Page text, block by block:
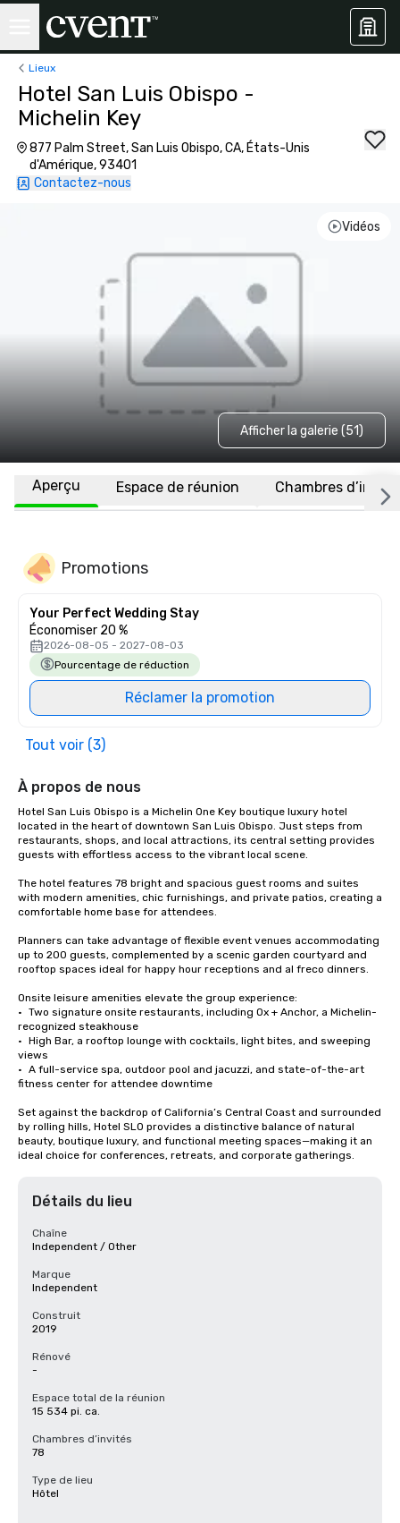
Lieux
Hotel San Luis Obispo -
Michelin Key
877 Palm Street, San Luis Obispo, CA, États-Unis
d'Amérique, 93401
Contactez-nous
Vidéos
Afficher la galerie (51)
Aperçu Espace de réunion Chambres
Promotions
Your Perfect Wedding Stay
Économiser 20 %
2026-08-05 - 2027-08-03
Pourcentage de réduction
Réclamer la promotion
Tout voir (3)
À propos de nous
Hotel San Luis Obispo is a Michelin One Key boutique luxury hotel
located in the heart of downtown San Luis Obispo. Just steps from
restaurants, shops, and local attractions, its central setting provides
guests with effortless access to the vibrant local scene.
The hotel features 78 bright and spacious guest rooms and suites
with modern amenities, chic furnishings, and private patios, creating a
comfortable home base for attendees.
Planners can take advantage of flexible event venues accommodating
up to 200 guests, complemented by a scenic garden courtyard and
rooftop spaces ideal for happy hour receptions and al freco dinners.
Onsite leisure amenities elevate the group experience:
•	Two signature onsite restaurants, including Ox + Anchor, a Michelin-
recognized steakhouse
•	High Bar, a rooftop lounge with cocktails, light bites, and sweeping
views
•	A full-service spa, outdoor pool and jacuzzi, and state-of-the-art
fitness center for attendee downtime
Set against the backdrop of California’s Central Coast and surrounded
by rolling hills, Hotel SLO provides a distinctive balance of natural
beauty, boutique luxury, and functional meeting spaces—making it an
ideal choice for conferences, retreats, and corporate gatherings.
Détails du lieu
Chaîne
Independent / Other
Marque
Independent
Construit
2019
Rénové
-
Espace total de la réunion
15 534 pi. ca.
Chambres d’invités
78
Type de lieu
Hôtel